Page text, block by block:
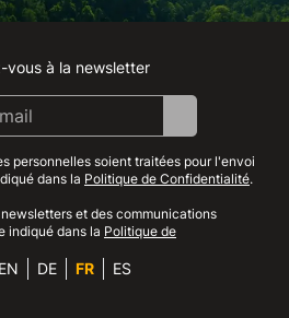
Instagram
Facebook
Linkedin
Youtube
vous à la newsletter
personnelles soient traitées pour l'envoi
dans la Politique de Confidentialité.
et des communications
indiqué dans la Politique de
EN DE FR ES